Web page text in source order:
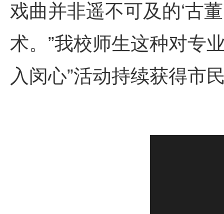
戏曲并非遥不可及的‘古
术。”我校师生这种对专
入闵心”活动持续获得市